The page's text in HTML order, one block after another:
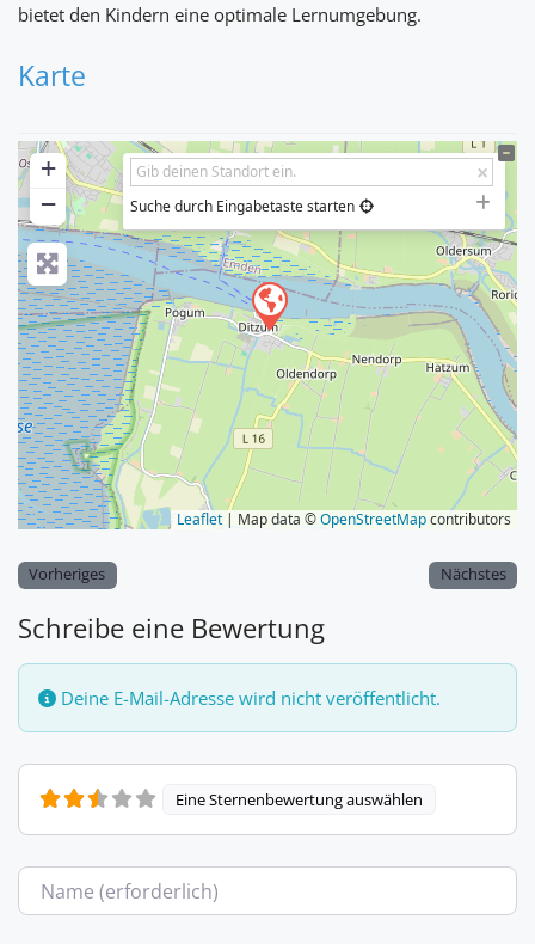
bietet den Kindern eine optimale Lernumgebung.
Karte
+
−
Suche durch Eingabetaste starten
Leaflet | Map data ©OpenStreetMapcontributors
Vorheriges Nächstes
Schreibe eine Bewertung
Deine E-Mail-Adresse wird nicht veröffentlicht.
Eine Sternenbewertung auswählen
Name